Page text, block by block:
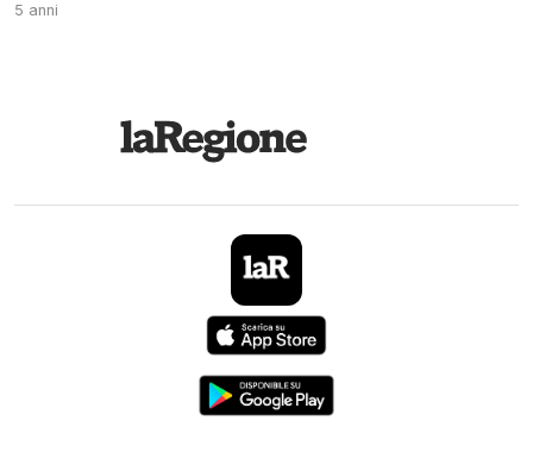
5 anni